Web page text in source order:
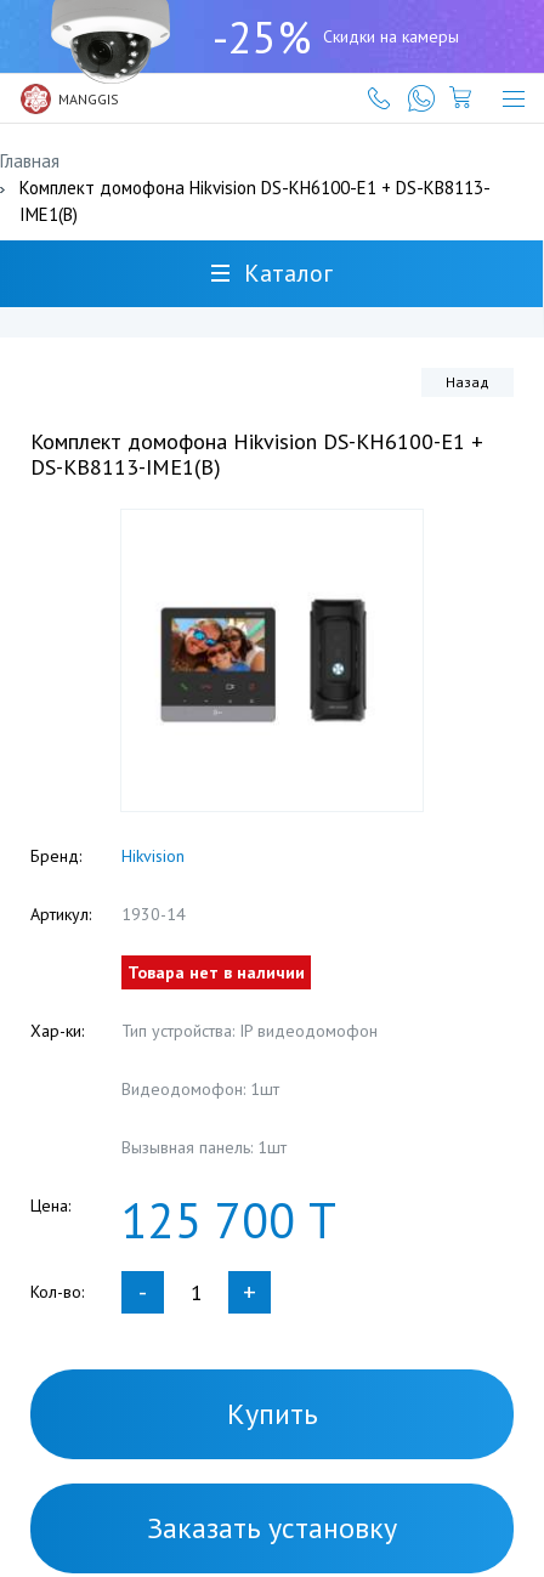
-25% Скидки на камеры
MANGGIS
(727)
317-
61-
61
Главная
Комплект домофона Hikvision DS-KH6100-E1 + DS-KB8113-
IME1(B)
Каталог
Назад
Комплект домофона Hikvision DS-KH6100-E1 +
DS-KB8113-IME1(B)
Бренд: Hikvision
Артикул: 1930-14
Товара нет в наличии
Хар-ки: Тип устройства: IP видеодомофон
Видеодомофон: 1шт
Вызывная панель: 1шт
Цена: 125 700 Т
Кол-во: - +
Купить
Заказать установку